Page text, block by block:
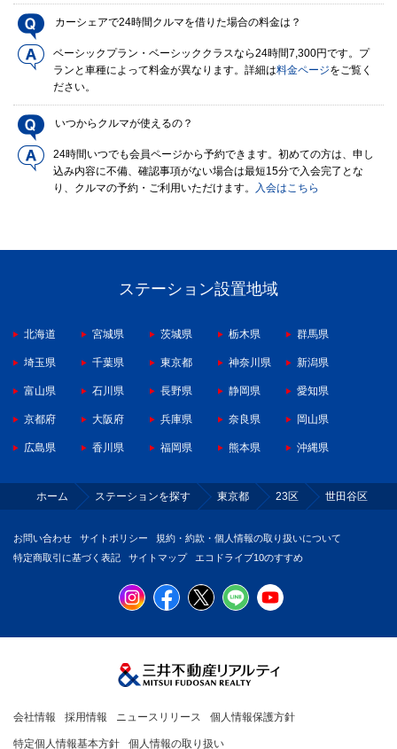
カーシェアで24時間クルマを借りた場合の料金は？
ベーシックプラン・ベーシッククラスなら24時間7,300円です。プ
ランと車種によって料金が異なります。詳細は料金ページをご覧く
ださい。
いつからクルマが使えるの？
24時間いつでも会員ページから予約できます。初めての方は、申し
込み内容に不備、確認事項がない場合は最短15分で入会完了とな
り、クルマの予約・ご利用いただけます。
入会はこちら
ステーション設置地域
北海道 宮城県 茨城県 栃木県 群馬県
埼玉県 千葉県 東京都 神奈川県 新潟県
富山県 石川県 長野県 静岡県 愛知県
京都府 大阪府 兵庫県 奈良県 岡山県
広島県 香川県 福岡県 熊本県 沖縄県
ホーム ステーションを探す 東京都 23区 世田谷区
お問い合わせ サイトポリシー
規約・約款・個人情報の取り扱いについて
特定商取引に基づく表記
サイトマップ エコドライブ10のすすめ
会社情報 採用情報 ニュースリリース 個人情報保護方針
特定個人情報基本方針 個人情報の取り扱い